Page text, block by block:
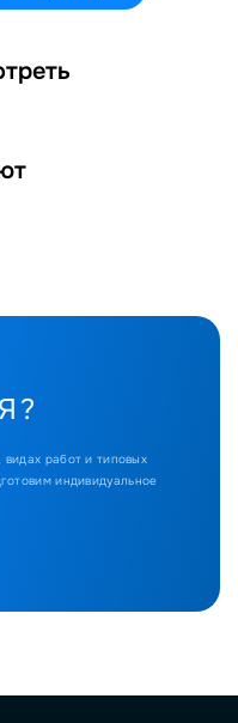
работ и типовых
индивидуальное